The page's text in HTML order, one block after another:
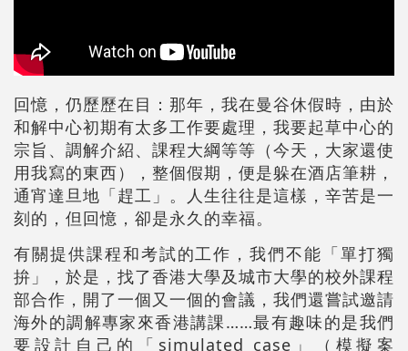
回憶，仍歷歷在目：那年，我在曼谷休假時，由於
和解中心初期有太多工作要處理，我要起草中心的
宗旨、調解介紹、課程大綱等等（今天，大家還使
用我寫的東西），整個假期，便是躲在酒店筆耕，
通宵達旦地「趕工」。人生往往是這樣，辛苦是一
刻的，但回憶，卻是永久的幸福。
有關提供課程和考試的工作，我們不能「單打獨
拚」，於是，找了香港大學及城市大學的校外課程
部合作，開了一個又一個的會議，我們還嘗試邀請
海外的調解專家來香港講課……最有趣味的是我們
要設計自己的「simulated case」（模擬案